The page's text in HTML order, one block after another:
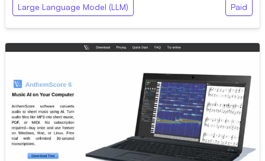
Large Language Model (LLM) Paid